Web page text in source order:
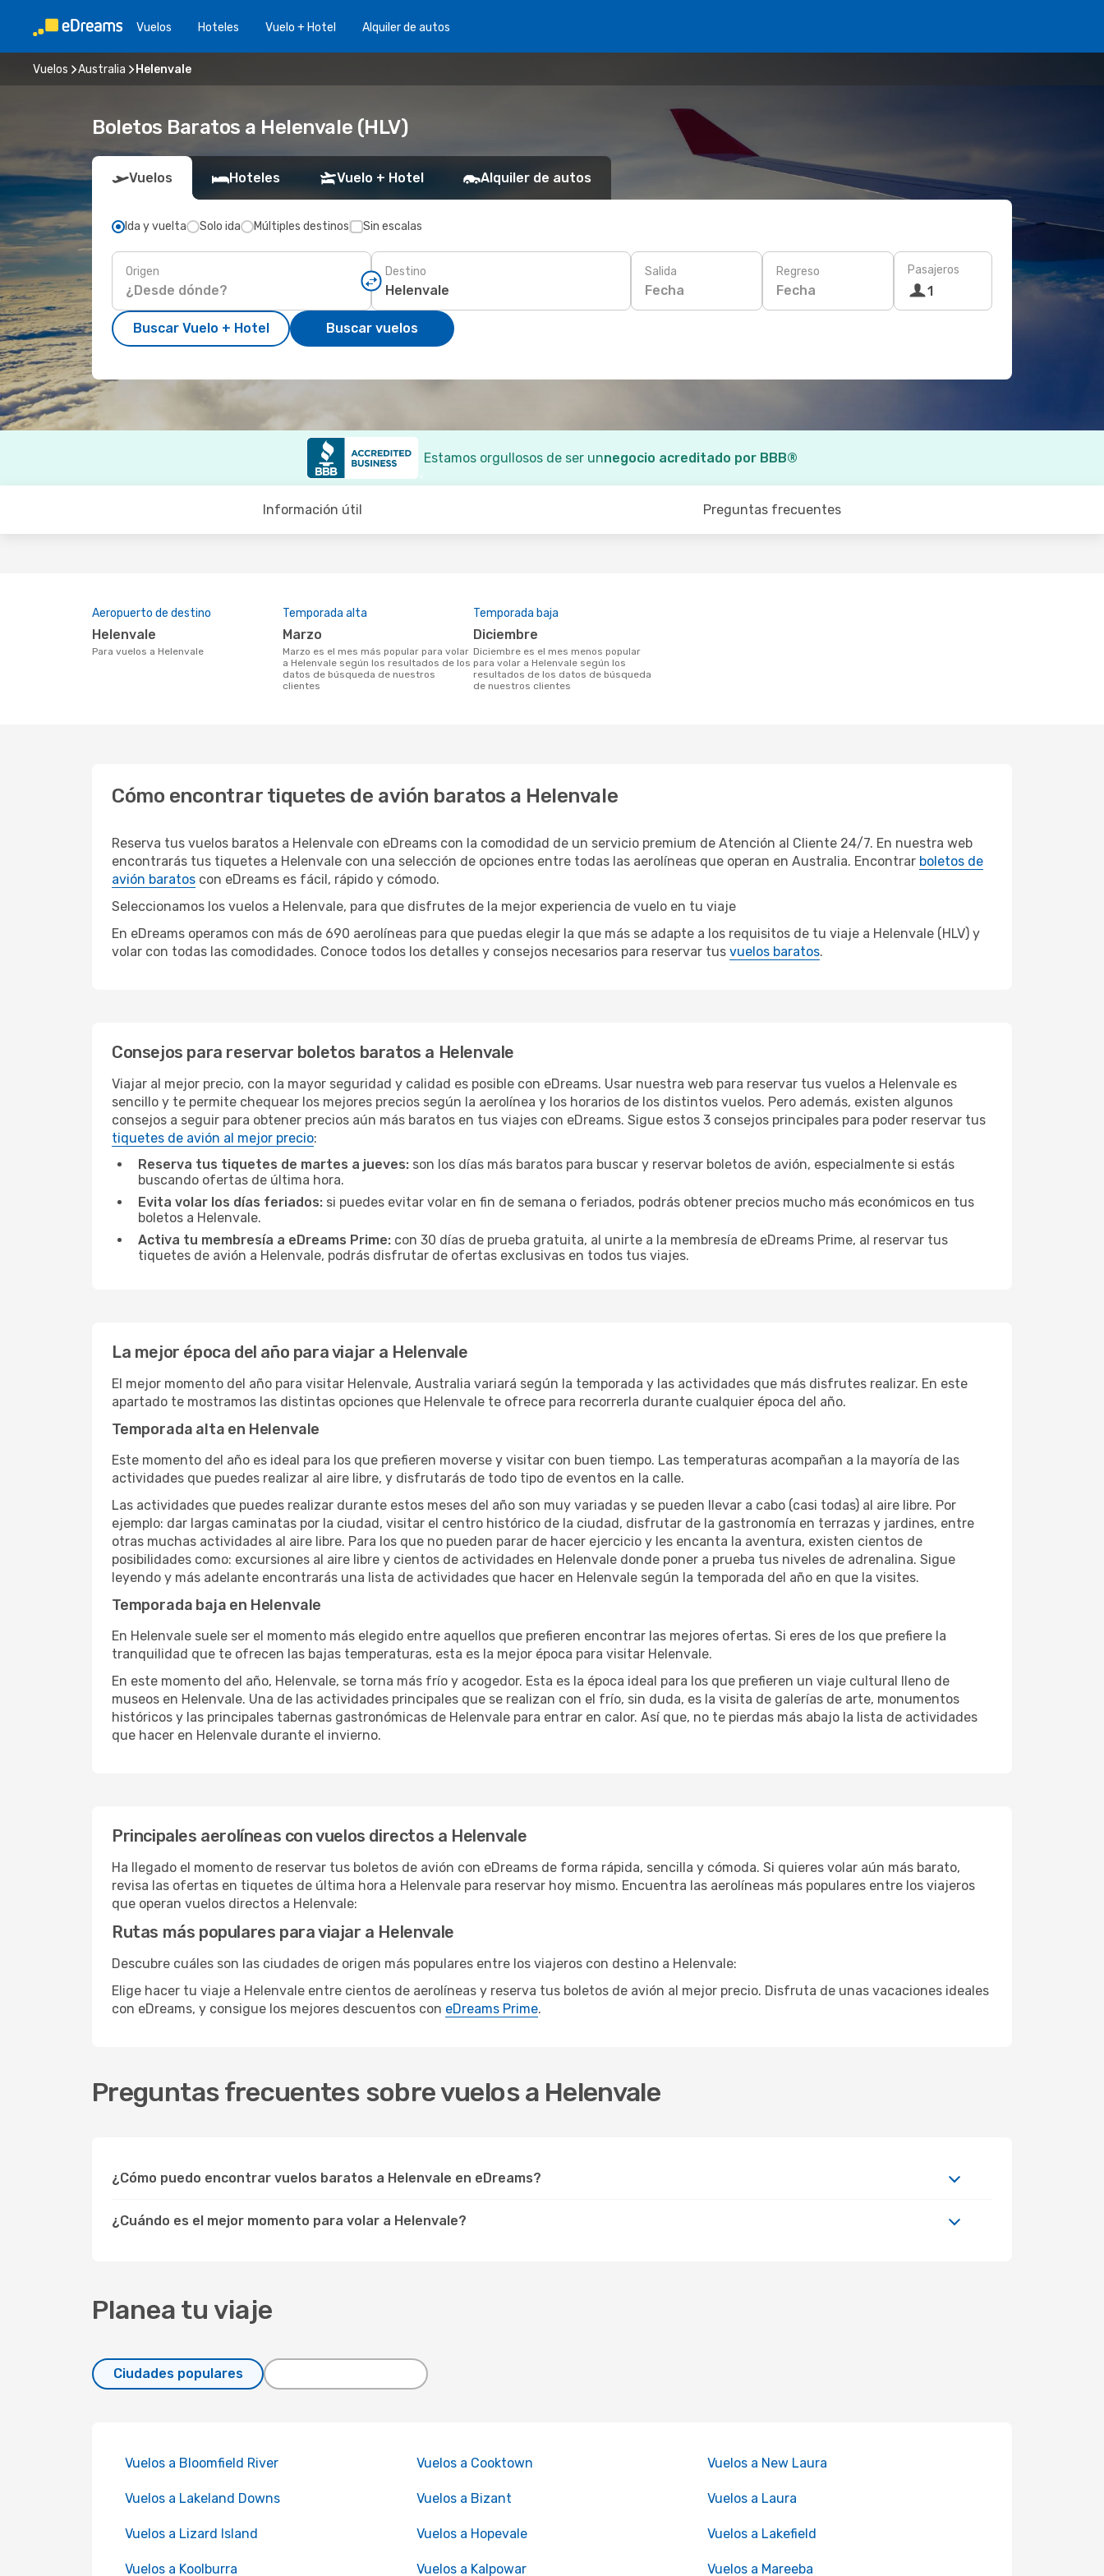
Vuelos Hoteles Vuelo + Hotel Alquiler de autos
Vuelos Australia Helenvale
Boletos Baratos a Helenvale (HLV)
Vuelos Hoteles Vuelo + Hotel Alquiler de autos
Ida y vuelta Solo ida Múltiples destinos Sin escalas
Origen Destino Salida
Fecha
Regreso
Fecha
Pasajeros
1
Buscar Vuelo + Hotel Buscar vuelos
Estamos orgullosos de ser unnegocio acreditado por BBB®
Información útil Preguntas frecuentes
Aeropuerto de destino
Helenvale
Para vuelos a Helenvale
Temporada alta
marzo
marzo es el mes más popular para volar
a Helenvale según los resultados de los
datos de búsqueda de nuestros
clientes
Temporada baja
diciembre
diciembre es el mes menos popular
para volar a Helenvale según los
resultados de los datos de búsqueda
de nuestros clientes
Cómo encontrar tiquetes de avión baratos a Helenvale
Reserva tus vuelos baratos a Helenvale con eDreams con la comodidad de un servicio premium de Atención al Cliente 24/7. En nuestra web
encontrarás tus tiquetes a Helenvale con una selección de opciones entre todas las aerolíneas que operan en Australia. Encontrar boletos de
avión baratos con eDreams es fácil, rápido y cómodo.
Seleccionamos los vuelos a Helenvale, para que disfrutes de la mejor experiencia de vuelo en tu viaje
En eDreams operamos con más de 690 aerolíneas para que puedas elegir la que más se adapte a los requisitos de tu viaje a Helenvale (HLV) y
volar con todas las comodidades. Conoce todos los detalles y consejos necesarios para reservar tus vuelos baratos.
Consejos para reservar boletos baratos a Helenvale
Viajar al mejor precio, con la mayor seguridad y calidad es posible con eDreams. Usar nuestra web para reservar tus vuelos a Helenvale es
sencillo y te permite chequear los mejores precios según la aerolínea y los horarios de los distintos vuelos. Pero además, existen algunos
consejos a seguir para obtener precios aún más baratos en tus viajes con eDreams. Sigue estos 3 consejos principales para poder reservar tus
tiquetes de avión al mejor precio:
Reserva tus tiquetes de martes a jueves: son los días más baratos para buscar y reservar boletos de avión, especialmente si estás
buscando ofertas de última hora.
Evita volar los días feriados: si puedes evitar volar en fin de semana o feriados, podrás obtener precios mucho más económicos en tus
boletos a Helenvale.
Activa tu membresía a eDreams Prime: con 30 días de prueba gratuita, al unirte a la membresía de eDreams Prime, al reservar tus
tiquetes de avión a Helenvale, podrás disfrutar de ofertas exclusivas en todos tus viajes.
La mejor época del año para viajar a Helenvale
El mejor momento del año para visitar Helenvale, Australia variará según la temporada y las actividades que más disfrutes realizar. En este
apartado te mostramos las distintas opciones que Helenvale te ofrece para recorrerla durante cualquier época del año.
Temporada alta en Helenvale
Este momento del año es ideal para los que prefieren moverse y visitar con buen tiempo. Las temperaturas acompañan a la mayoría de las
actividades que puedes realizar al aire libre, y disfrutarás de todo tipo de eventos en la calle.
Las actividades que puedes realizar durante estos meses del año son muy variadas y se pueden llevar a cabo (casi todas) al aire libre. Por
ejemplo: dar largas caminatas por la ciudad, visitar el centro histórico de la ciudad, disfrutar de la gastronomía en terrazas y jardines, entre
otras muchas actividades al aire libre. Para los que no pueden parar de hacer ejercicio y les encanta la aventura, existen cientos de
posibilidades como: excursiones al aire libre y cientos de actividades en Helenvale donde poner a prueba tus niveles de adrenalina. Sigue
leyendo y más adelante encontrarás una lista de actividades que hacer en Helenvale según la temporada del año en que la visites.
Temporada baja en Helenvale
En Helenvale suele ser el momento más elegido entre aquellos que prefieren encontrar las mejores ofertas. Si eres de los que prefiere la
tranquilidad que te ofrecen las bajas temperaturas, esta es la mejor época para visitar Helenvale.
En este momento del año, Helenvale, se torna más frío y acogedor. Esta es la época ideal para los que prefieren un viaje cultural lleno de
museos en Helenvale. Una de las actividades principales que se realizan con el frío, sin duda, es la visita de galerías de arte, monumentos
históricos y las principales tabernas gastronómicas de Helenvale para entrar en calor. Así que, no te pierdas más abajo la lista de actividades
que hacer en Helenvale durante el invierno.
Principales aerolíneas con vuelos directos a Helenvale
Ha llegado el momento de reservar tus boletos de avión con eDreams de forma rápida, sencilla y cómoda. Si quieres volar aún más barato,
revisa las ofertas en tiquetes de última hora a Helenvale para reservar hoy mismo. Encuentra las aerolíneas más populares entre los viajeros
que operan vuelos directos a Helenvale:
Rutas más populares para viajar a Helenvale
Descubre cuáles son las ciudades de origen más populares entre los viajeros con destino a Helenvale:
Elige hacer tu viaje a Helenvale entre cientos de aerolíneas y reserva tus boletos de avión al mejor precio. Disfruta de unas vacaciones ideales
con eDreams, y consigue los mejores descuentos con eDreams Prime.
Preguntas frecuentes sobre vuelos a Helenvale
¿Cómo puedo encontrar vuelos baratos a Helenvale en eDreams?
¿Cuándo es el mejor momento para volar a Helenvale?
Planea tu viaje
Ciudades populares
Vuelos a Bloomfield River Vuelos a Cooktown Vuelos a New Laura
Vuelos a Lakeland Downs Vuelos a Bizant Vuelos a Laura
Vuelos a Lizard Island Vuelos a Hopevale Vuelos a Lakefield
Vuelos a Koolburra Vuelos a Kalpowar Vuelos a Mareeba